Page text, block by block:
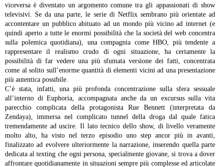
viceversa è diventato un argomento comune tra gli appassionati di show
televisivi. Se da una parte, le serie di Netflix sembrano più orientate ad
accontentare un pubblico abituato ad un mondo più vicino ad internet (e
quindi aperto a tutte le enormi possibilità che la società del web concentra
sulla polemica quotidiana), una compagnia come HBO, più tendente a
rappresentare il realismo crudo di ogni situazione, ha certamente la
possibilità di far vedere una più sfumata versione dei fatti, concentrata
come al solito sull’enorme quantità di elementi vicini ad una presentazione
più autentica possibile.
C’è stata, infatti, una più profonda concentrazione sulla sfera sessuale
all’interno di Euphoria, accompagnata anche da un excursus sulla vita
parecchio complicata della protagonista Rue Bennett (interpretata da
Zendaya), immersa nel complicato tunnel della droga dal quale fatica
tremendamente ad uscire. Il lato tecnico dello show, di livello veramente
molto alto, ha visto nel terzo episodio uno step ancor più in avanti,
finalizzato ad evolvere ulteriormente la narrazione, inserendo quella parte
dedicata al texting che ogni persona, specialmente giovane, si trova a dover
affrontare quotidianamente in situazioni sempre più complesse ed articolate